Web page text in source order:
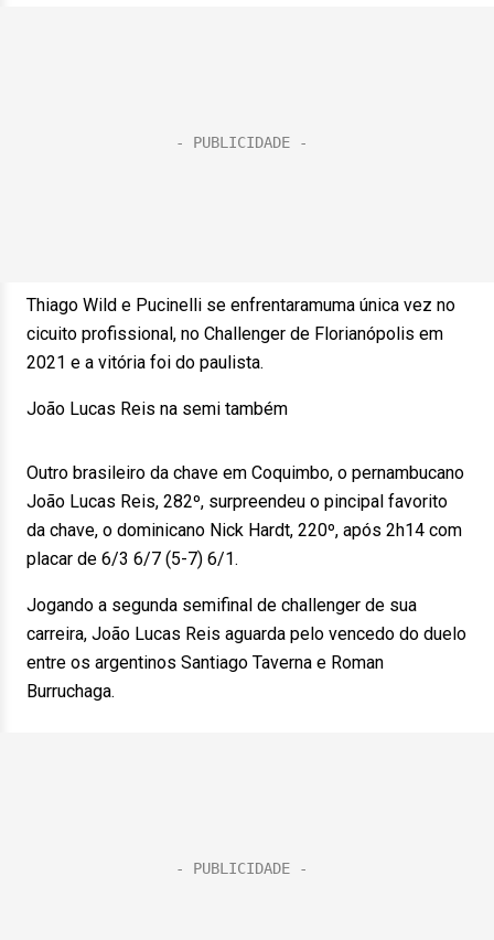
Thiago Wild e Pucinelli se enfrentaramuma única vez no
cicuito profissional, no Challenger de Florianópolis em
2021 e a vitória foi do paulista.
João Lucas Reis na semi também
Outro brasileiro da chave em Coquimbo, o pernambucano
João Lucas Reis, 282º, surpreendeu o pincipal favorito
da chave, o dominicano Nick Hardt, 220º, após 2h14 com
placar de 6/3 6/7 (5-7) 6/1.
Jogando a segunda semifinal de challenger de sua
carreira, João Lucas Reis aguarda pelo vencedo do duelo
entre os argentinos Santiago Taverna e Roman
Burruchaga.